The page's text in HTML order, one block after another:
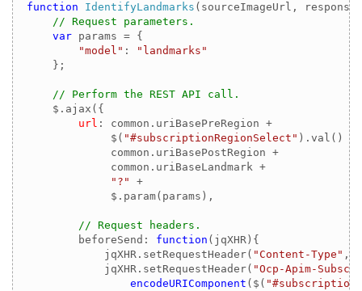
function
IdentifyLandmarks ( sourceImageUrl,
// Request parameters.
var params = {
"model" :
"landmarks"
    };
// Perform the REST API call.
    $.ajax({
url : common.uriBasePreRegion +
             $(
"#subscriptionRegionSelect" ).val() +
             common.uriBasePostRegion +
             common.uriBaseLandmark +
"?"
+
             $.param(params),
// Request headers.
        beforeSend:
function ( jqXHR ) {
            jqXHR.setRequestHeader(
"Content-Type" ,
            jqXHR.setRequestHeader(
"Ocp-Apim-
encodeURIComponent ($(